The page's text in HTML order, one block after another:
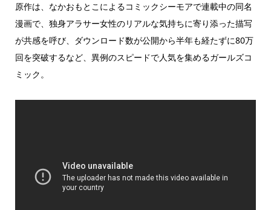
原作は、なかおもとこによるコミックシーモアで連載中の同名
漫画で、独身アラサー女性のリアルな気持ちに寄り添った描写
が共感を呼び、ダウンロード数が公開から半年も経たずに80万
回を突破するなど、異例のスピードで人気を集めるガールズコ
ミック。